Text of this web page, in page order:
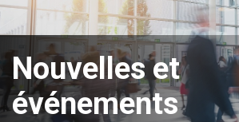
Nouvelles et
événements